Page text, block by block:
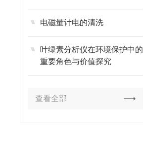
电磁量计电的清洗
叶绿素分析仪在环境保护中的
重要角色与价值探究
查看全部